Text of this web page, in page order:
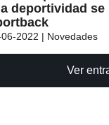
deportividad se
2022 | Novedades
Ver